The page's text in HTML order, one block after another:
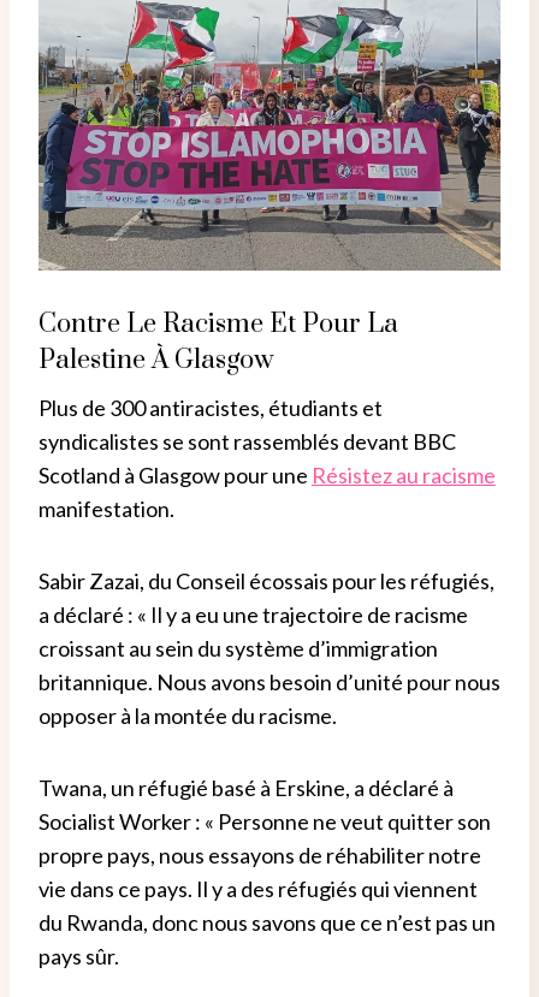
Contre Le Racisme Et Pour La
Palestine À Glasgow
Plus de 300 antiracistes, étudiants et
syndicalistes se sont rassemblés devant BBC
Scotland à Glasgow pour une Résistez au racisme
manifestation.
Sabir Zazai, du Conseil écossais pour les réfugiés,
a déclaré : « Il y a eu une trajectoire de racisme
croissant au sein du système d’immigration
britannique. Nous avons besoin d’unité pour nous
opposer à la montée du racisme.
Twana, un réfugié basé à Erskine, a déclaré à
Socialist Worker : « Personne ne veut quitter son
propre pays, nous essayons de réhabiliter notre
vie dans ce pays. Il y a des réfugiés qui viennent
du Rwanda, donc nous savons que ce n’est pas un
pays sûr.